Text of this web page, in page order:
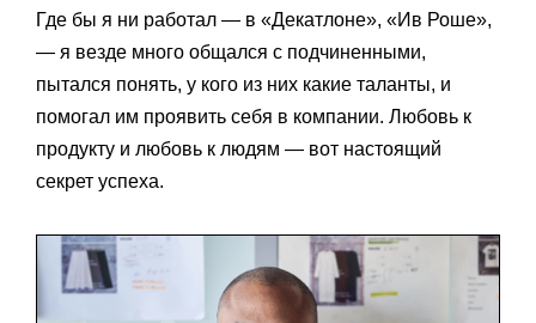
Где бы я ни работал — в «Декатлоне», «Ив Роше»,
— я везде много общался с подчиненными,
пытался понять, у кого из них какие таланты, и
помогал им проявить себя в компании. Любовь к
продукту и любовь к людям — вот настоящий
секрет успеха.